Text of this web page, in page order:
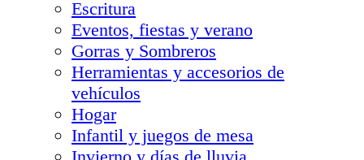
Escritura
Eventos, fiestas y verano
Gorras y Sombreros
Herramientas y accesorios de
vehículos
Hogar
Infantil y juegos de mesa